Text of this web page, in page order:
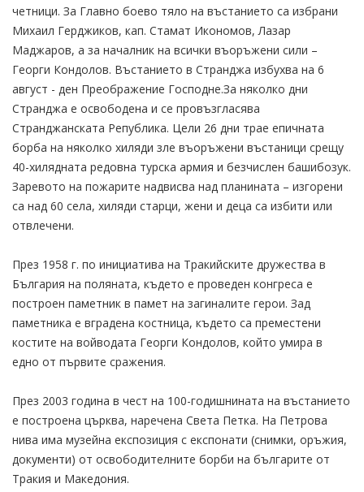
четници. За Главно боево тяло на въстанието са избрани
Михаил Герджиков, кап. Стамат Икономов, Лазар
Маджаров, а за началник на всички въоръжени сили –
Георги Кондолов. Въстанието в Странджа избухва на 6
август - ден Преображение Господне.За няколко дни
Странджа е освободена и се провъзгласява
Странджанската Република. Цели 26 дни трае епичната
борба на няколко хиляди зле въоръжени въстаници срещу
40-хилядната редовна турска армия и безчислен башибозук.
Заревото на пожарите надвисва над планината – изгорени
са над 60 села, хиляди старци, жени и деца са избити или
отвлечени.
През 1958 г. по инициатива на Тракийските дружества в
България на поляната, където е проведен конгреса е
построен паметник в памет на загиналите герои. Зад
паметника е вградена костница, където са преместени
костите на войводата Георги Кондолов, който умира в
едно от първите сражения.
През 2003 година в чест на 100-годишнината на въстанието
е построена църква, наречена Света Петка. На Петрова
нива има музейна експозиция с експонати (снимки, оръжия,
документи) от освободителните борби на българите от
Тракия и Македония.